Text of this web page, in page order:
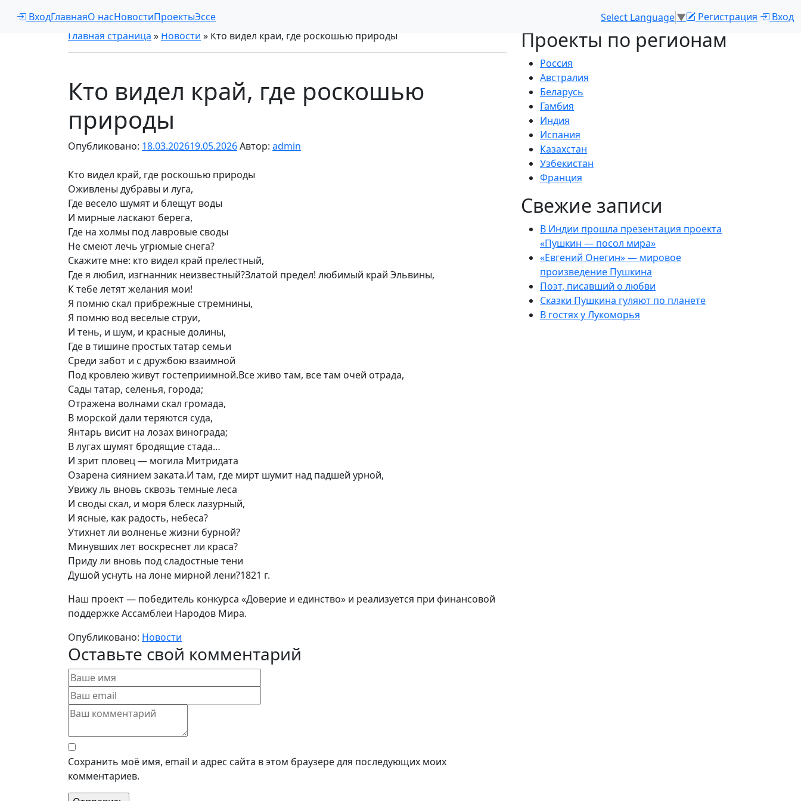
ВходГлавнаяО насНовостиПроектыЭссе Select Language▼ Регистрация
Вход
Главная страница » Новости » Кто видел край, где роскошью природы
Кто видел край, где роскошью
природы
Опубликовано: 18.03.202619.05.2026Автор: admin
Кто видел край, где роскошью природы
Оживлены дубравы и луга,
Где весело шумят и блещут воды
И мирные ласкают берега,
Где на холмы под лавровые своды
Не смеют лечь угрюмые снега?
Скажите мне: кто видел край прелестный,
Где я любил, изгнанник неизвестный?Златой предел! любимый край Эльвины,
К тебе летят желания мои!
Я помню скал прибрежные стремнины,
Я помню вод веселые струи,
И тень, и шум, и красные долины,
Где в тишине простых татар семьи
Среди забот и с дружбою взаимной
Под кровлею живут гостеприимной.Все живо там, все там очей отрада,
Сады татар, селенья, города;
Отражена волнами скал громада,
В морской дали теряются суда,
Янтарь висит на лозах винограда;
В лугах шумят бродящие стада…
И зрит пловец — могила Митридата
Озарена сиянием заката.И там, где мирт шумит над падшей урной,
Увижу ль вновь сквозь темные леса
И своды скал, и моря блеск лазурный,
И ясные, как радость, небеса?
Утихнет ли волненье жизни бурной?
Минувших лет воскреснет ли краса?
Приду ли вновь под сладостные тени
Душой уснуть на лоне мирной лени?1821 г.
Наш проект — победитель конкурса «Доверие и единство» и реализуется при финансовой
поддержке Ассамблеи Народов Мира.
Опубликовано: Новости
Оставьте свой комментарий
Сохранить моё имя, email и адрес сайта в этом браузере для последующих моих
комментариев.
Проекты по регионам
Россия
Австралия
Беларусь
Гамбия
Индия
Испания
Казахстан
Узбекистан
Франция
Свежие записи
В Индии прошла презентация проекта
«Пушкин — посол мира»
«Евгений Онегин» — мировое
произведение Пушкина
Поэт, писавший о любви
Сказки Пушкина гуляют по планете
В гостях у Лукоморья